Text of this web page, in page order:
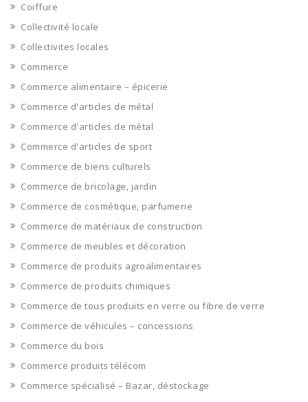
Coiffure
Collectivité locale
Collectivites locales
Commerce
Commerce alimentaire – épicerie
Commerce d'articles de métal
Commerce d'articles de métal
Commerce d'articles de sport
Commerce de biens culturels
Commerce de bricolage, jardin
Commerce de cosmétique, parfumerie
Commerce de matériaux de construction
Commerce de meubles et décoration
Commerce de produits agroalimentaires
Commerce de produits chimiques
Commerce de tous produits en verre ou fibre de verre
Commerce de véhicules – concessions
Commerce du bois
Commerce produits télécom
Commerce spécialisé – Bazar, déstockage